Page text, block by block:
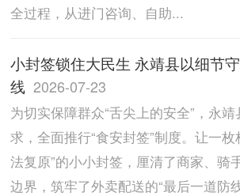
全过程，从进门咨询、自助...
小封签锁住大民生 永靖县以细节
线 2026-07-23
为切实保障群众“舌尖上的安全”，永
求，全面推行“食安封签”制度。让一
法复原”的小小封签，厘清了商家、骑
边界，筑牢了外卖配送的“最后一道防